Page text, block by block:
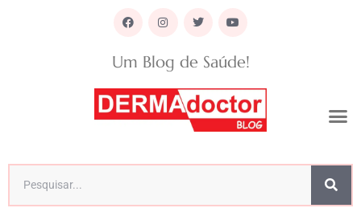
Um Blog de Saúde!